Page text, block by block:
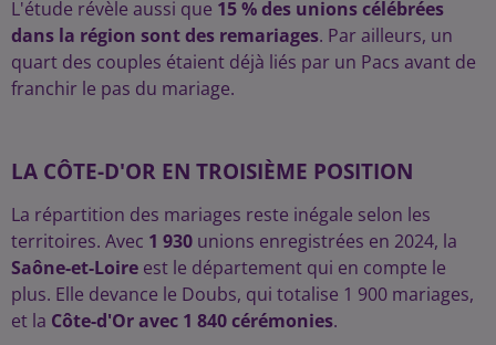
L'étude révèle aussi que 15 % des unions célébrées
dans la région sont des remariages. Par ailleurs, un
quart des couples étaient déjà liés par un Pacs avant de
franchir le pas du mariage.
LA CÔTE-D'OR EN TROISIÈME POSITION
La répartition des mariages reste inégale selon les
territoires. Avec 1 930 unions enregistrées en 2024, la
Saône-et-Loire est le département qui en compte le
plus. Elle devance le Doubs, qui totalise 1 900 mariages,
et la Côte-d'Or avec 1 840 cérémonies.